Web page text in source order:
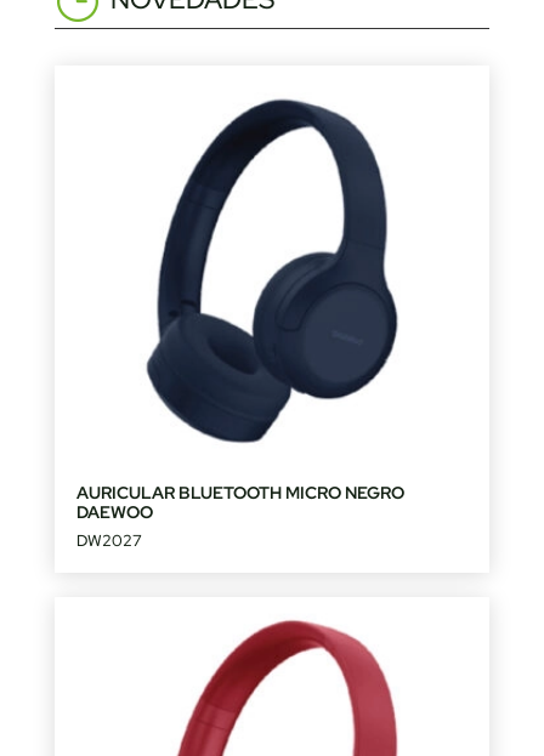
AURICULAR BLUETOOTH MICRO NEGRO
DAEWOO
DW2027